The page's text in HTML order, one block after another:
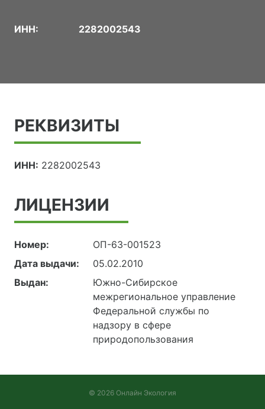
ИНН: 2282002543
РЕКВИЗИТЫ
ИНН: 2282002543
ЛИЦЕНЗИИ
Номер:
ОП-63-001523
Дата выдачи:
05.02.2010
Выдан:
Южно-Сибирское
межрегиональное управление
Федеральной службы по
надзору в сфере
природопользования
© 2026 Онлайн Экология